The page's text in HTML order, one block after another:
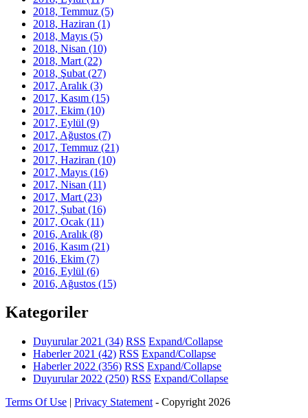
2018, Temmuz (5)
2018, Haziran (1)
2018, Mayıs (5)
2018, Nisan (10)
2018, Mart (22)
2018, Şubat (27)
2017, Aralık (3)
2017, Kasım (15)
2017, Ekim (10)
2017, Eylül (9)
2017, Ağustos (7)
2017, Temmuz (21)
2017, Haziran (10)
2017, Mayıs (16)
2017, Nisan (11)
2017, Mart (23)
2017, Şubat (16)
2017, Ocak (11)
2016, Aralık (8)
2016, Kasım (21)
2016, Ekim (7)
2016, Eylül (6)
2016, Ağustos (15)
Kategoriler
Duyurular 2021 (34) RSS Expand/Collapse
Haberler 2021 (42) RSS Expand/Collapse
Haberler 2022 (356) RSS Expand/Collapse
Duyurular 2022 (250) RSS Expand/Collapse
Terms Of Use | Privacy Statement - Copyright 2026